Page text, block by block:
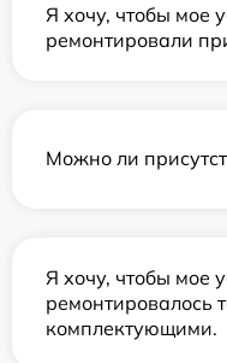
Я хочу, чтобы мое
ремонтировали
Можно ли
Я хочу, чтобы мое
ремонтировалось
комплектующими.